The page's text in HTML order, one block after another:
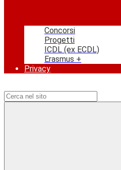
Concorsi
Progetti
ICDL (ex ECDL)
Erasmus +
Privacy